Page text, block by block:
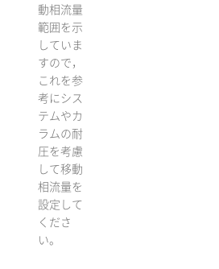
動相流量
範囲を示
していま
すので，
これを参
考にシス
テムやカ
ラムの耐
圧を考慮
して移動
相流量を
設定して
くださ
い。